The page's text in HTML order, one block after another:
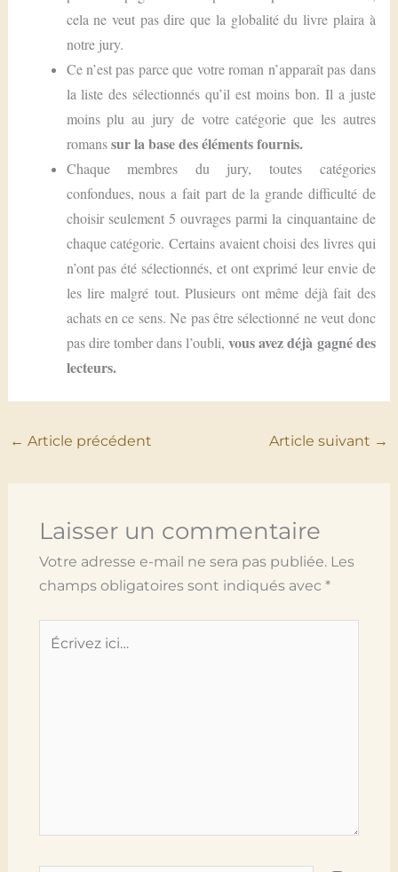
cela ne veut pas dire que la globalité du livre plaira à
notre jury.
Ce n’est pas parce que votre roman n’apparaît pas dans
la liste des sélectionnés qu’il est moins bon. Il a juste
moins plu au jury de votre catégorie que les autres
romanssur la base des éléments fournis.
Chaque membres du jury, toutes catégories
confondues, nous a fait part de la grande difficulté de
choisir seulement 5 ouvrages parmi la cinquantaine de
chaque catégorie. Certains avaient choisi des livres qui
n’ont pas été sélectionnés, et ont exprimé leur envie de
les lire malgré tout. Plusieurs ont même déjà fait des
achats en ce sens. Ne pas être sélectionné ne veut donc
pas dire tomber dans l’oubli,vous avez déjà gagné des
lecteurs.
← Article précédent Article suivant →
Laisser un commentaire
Votre adresse e-mail ne sera pas publiée. Les
champs obligatoires sont indiqués avec *